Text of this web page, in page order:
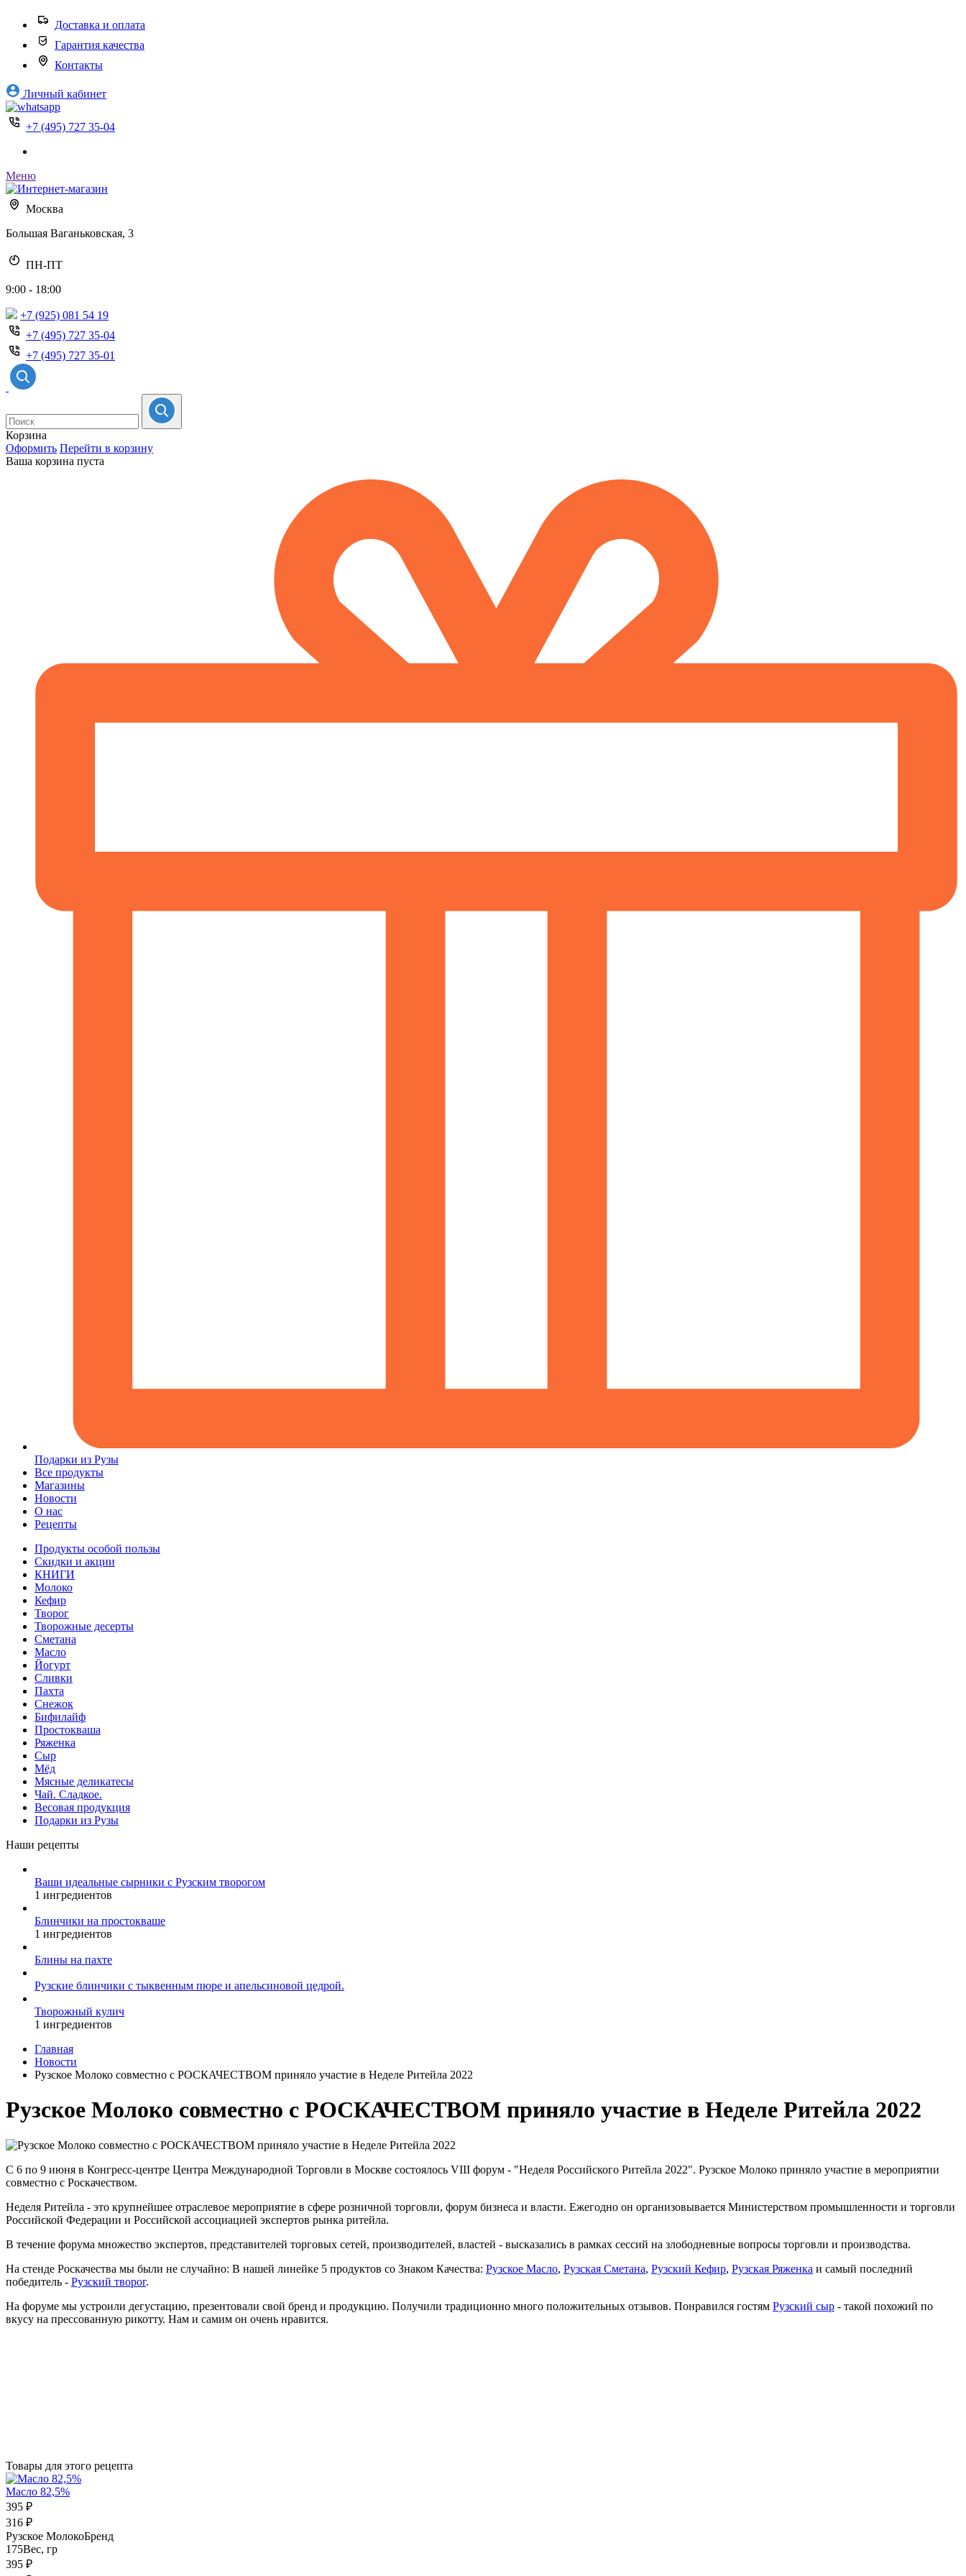
Доставка и оплата
Гарантия качества
Контакты
Личный кабинет
+7 (495) 727 35-04
Меню
Москва
Большая Ваганьковская, 3
ПН-ПТ
9:00 - 18:00
+7 (925) 081 54 19
+7 (495) 727 35-04
+7 (495) 727 35-01
Корзина
Оформить Перейти в корзину
Ваша корзина пуста
Подарки из Рузы
Все продукты
Магазины
Новости
О нас
Рецепты
Продукты особой пользы
Скидки и акции
КНИГИ
Молоко
Кефир
Творог
Творожные десерты
Сметана
Масло
Йогурт
Сливки
Пахта
Снежок
Бифилайф
Простокваша
Ряженка
Сыр
Мёд
Мясные деликатесы
Чай. Сладкое.
Весовая продукция
Подарки из Рузы
Наши рецепты
Ваши идеальные сырники с Рузским творогом
1 ингредиентов
Блинчики на простокваше
1 ингредиентов
Блины на пахте
Рузские блинчики с тыквенным пюре и апельсиновой цедрой.
Творожный кулич
1 ингредиентов
Главная
Новости
Рузское Молоко совместно с РОСКАЧЕСТВОМ приняло участие в Неделе Ритейла 2022
Рузское Молоко совместно с РОСКАЧЕСТВОМ приняло участие в Неделе Ритейла 2022
С 6 по 9 июня в Конгресс-центре Центра Международной Торговли в Москве состоялось VIII форум - "Неделя Российского Ритейла 2022". Рузское Молоко приняло участие в мероприятии
совместно с Роскачеством.
Неделя Ритейла - это крупнейшее отраслевое мероприятие в сфере розничной торговли, форум бизнеса и власти. Ежегодно он организовывается Министерством промышленности и торговли
Российской Федерации и Российской ассоциацией экспертов рынка ритейла.
В течение форума множество экспертов, представителей торговых сетей, производителей, властей - высказались в рамках сессий на злободневные вопросы торговли и производства.
На стенде Роскачества мы были не случайно: В нашей линейке 5 продуктов со Знаком Качества: Рузское Масло, Рузская Сметана, Рузский Кефир, Рузская Ряженка и самый последний
победитель - Рузский творог.
На форуме мы устроили дегустацию, презентовали свой бренд и продукцию. Получили традиционно много положительных отзывов. Понравился гостям Рузский сыр - такой похожий по
вкусу на прессованную рикотту. Нам и самим он очень нравится.
Товары для этого рецепта
Масло 82,5%
395 ₽
316 ₽
Рузское МолокоБренд
175Вес, гр
395 ₽